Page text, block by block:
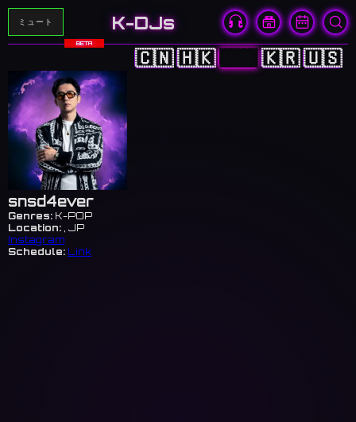
ミュート K-DJs
BETA
🇨🇳🇭🇰🇯🇵 🇰🇷🇺🇸
snsd4ever
Genres: K-POP
Location: , JP
Instagram
Schedule: Link